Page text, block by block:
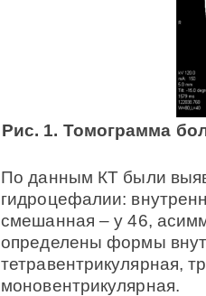
Рис. 1. Томограмма
По данным КТ были
гидроцефалии:
смешанная – у 46,
определены формы
тетравентрикулярная,
моновентрикулярная.